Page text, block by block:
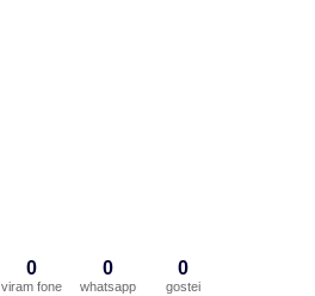
0
viram fone
0
whatsapp
0
gostei